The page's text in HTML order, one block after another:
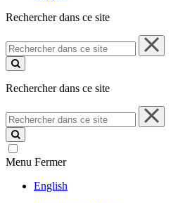
Rechercher dans ce site
Rechercher
dans
ce
Rechercher dans ce site
Rechercher
dans
ce
site
Menu Fermer
English